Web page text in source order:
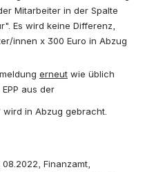
Mitarbeiter in der Spalte
Es wird keine Differenz,
innen x 300 Euro in Abzug
erneut wie üblich
aus der
in Abzug gebracht.
Finanzamt,